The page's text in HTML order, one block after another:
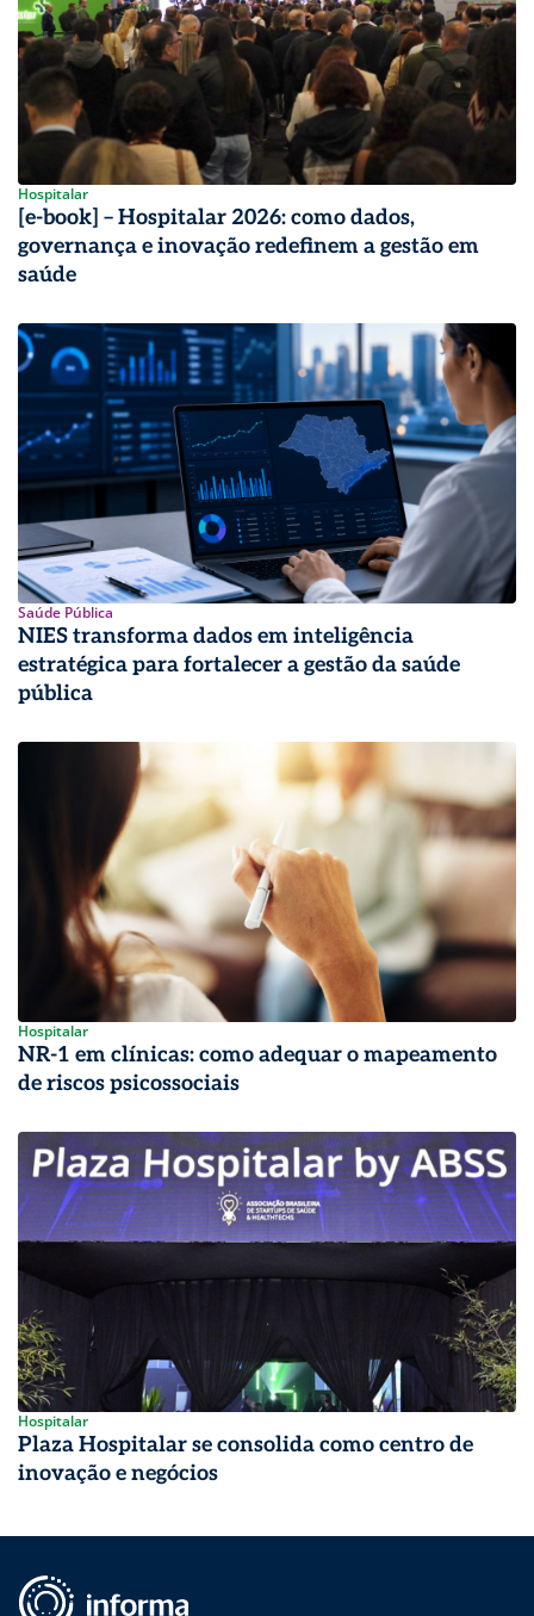
Hospitalar
[e-book] – Hospitalar 2026: como dados,
governança e inovação redefinem a gestão em
saúde
Saúde Pública
NIES transforma dados em inteligência
estratégica para fortalecer a gestão da saúde
pública
Hospitalar
NR-1 em clínicas: como adequar o mapeamento
de riscos psicossociais
Hospitalar
Plaza Hospitalar se consolida como centro de
inovação e negócios